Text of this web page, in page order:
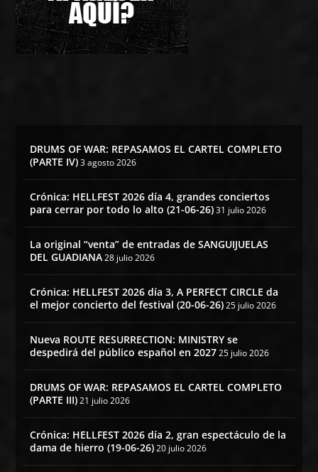
DRUMS OF WAR: REPASAMOS EL CARTEL COMPLETO
(PARTE IV) 3 agosto 2026
Crónica: HELLFEST 2026 día 4, grandes conciertos
para cerrar por todo lo alto (21-06-26) 31 julio 2026
La original “venta” de entradas de SANGUIJUELAS
DEL GUADIANA 28 julio 2026
Crónica: HELLFEST 2026 día 3, A PERFECT CIRCLE da
el mejor concierto del festival (20-06-26) 25 julio 2026
Nueva ROUTE RESURRECTION: MINISTRY se
despedirá del público español en 2027 25 julio 2026
DRUMS OF WAR: REPASAMOS EL CARTEL COMPLETO
(PARTE III) 21 julio 2026
Crónica: HELLFEST 2026 día 2, gran espectáculo de la
dama de hierro (19-06-26) 20 julio 2026